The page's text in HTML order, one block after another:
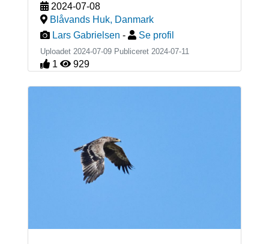
2024-07-08
Blåvands Huk, Danmark
Lars Gabrielsen - Se profil
Uploadet 2024-07-09 Publiceret 2024-07-11
1 929